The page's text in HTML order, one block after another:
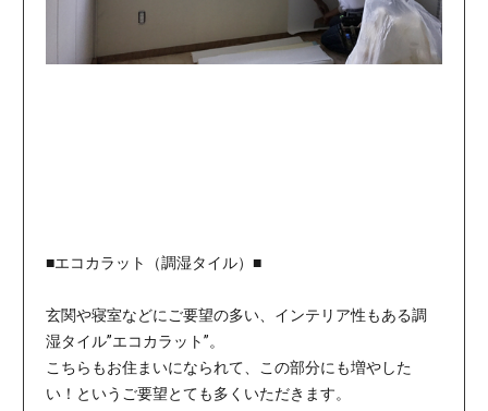
■エコカラット（調湿タイル）■
玄関や寝室などにご要望の多い、インテリア性もある調
湿タイル”エコカラット”。
こちらもお住まいになられて、この部分にも増やした
い！というご要望とても多くいただきます。